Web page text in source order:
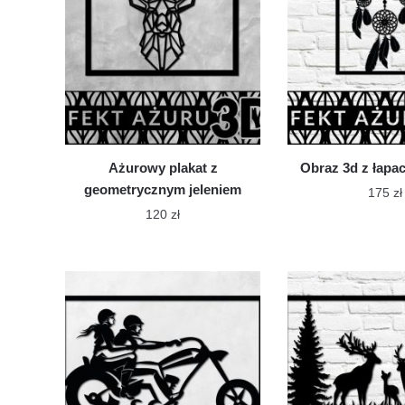
wybrać
na
stronie
produktu
na
Ażurowy plakat z
geometrycznym jeleniem
120 zł
wariantów.
Opcje
można
Obraz 3d z
175 zł